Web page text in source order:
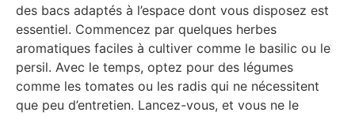
des bacs adaptés à l’espace dont vous disposez est
essentiel. Commencez par quelques herbes
aromatiques faciles à cultiver comme le basilic ou le
persil. Avec le temps, optez pour des légumes
comme les tomates ou les radis qui ne nécessitent
que peu d’entretien. Lancez-vous, et vous ne le